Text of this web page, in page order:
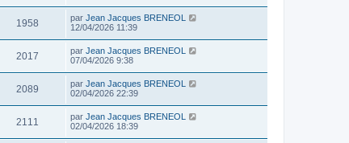
1958 par Jean Jacques BRENEOL
12/04/2026 11:39
2017 par Jean Jacques BRENEOL
07/04/2026 9:38
2089 par Jean Jacques BRENEOL
02/04/2026 22:39
2111 par Jean Jacques BRENEOL
02/04/2026 18:39